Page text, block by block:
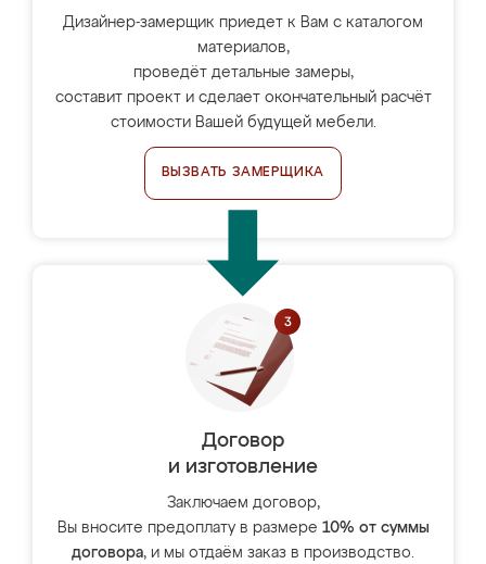
Дизайнер-замерщик приедет к Вам с каталогом
материалов,
проведёт детальные замеры,
составит проект и сделает окончательный расчёт
стоимости Вашей будущей мебели.
ВЫЗВАТЬ ЗАМЕРЩИКА
Договор
и изготовление
Заключаем договор,
Вы вносите предоплату в размере 10% от суммы
договора, и мы отдаём заказ в производство.